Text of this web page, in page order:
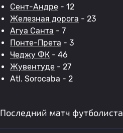
Сент-Андре - 12
Железная дорога - 23
Агуа Санта - 7
Понте-Прета - 3
Чеджу ФК - 46
Жувентуде - 27
Atl. Sorocaba - 2
Последний матч футболиста